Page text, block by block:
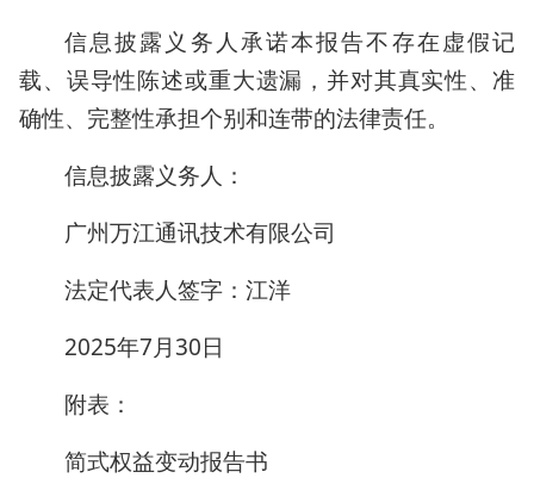
信息披露义务人承诺本报告不存在虚假记
载、误导性陈述或重大遗漏，并对其真实性、准
确性、完整性承担个别和连带的法律责任。
信息披露义务人：
广州万江通讯技术有限公司
法定代表人签字：江洋
2025年7月30日
附表：
简式权益变动报告书